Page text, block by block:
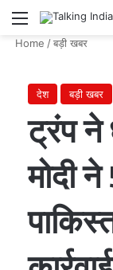
Menu
Home /बड़ी खबर
देश बड़ी खबर
ट्रंप ने
मोदी